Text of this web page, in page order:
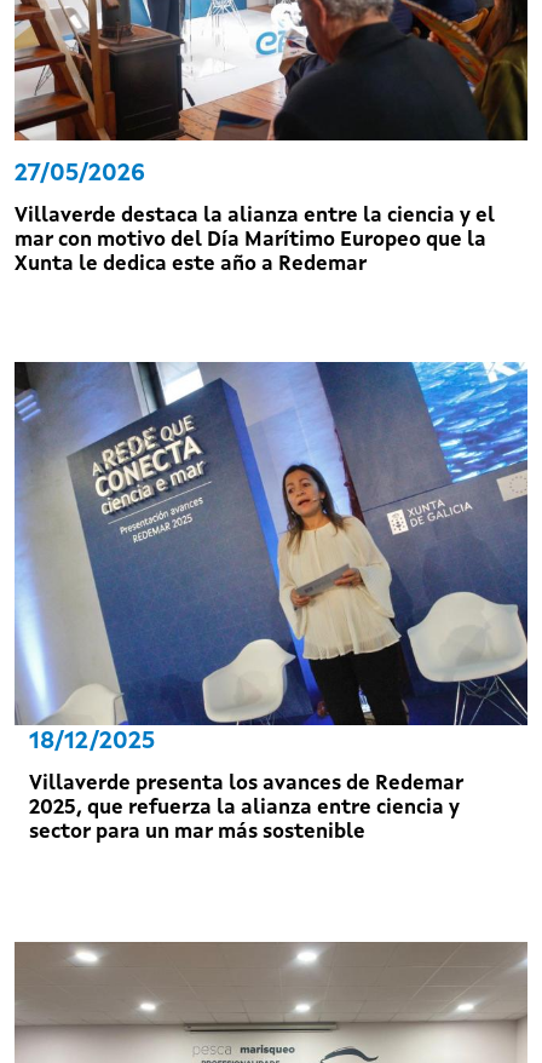
27/05/2026
Villaverde destaca la alianza entre la ciencia y el
mar con motivo del Día Marítimo Europeo que la
Xunta le dedica este año a Redemar
18/12/2025
Villaverde presenta los avances de Redemar
2025, que refuerza la alianza entre ciencia y
sector para un mar más sostenible